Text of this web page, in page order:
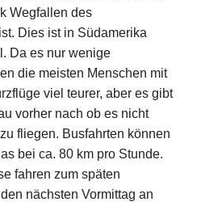
Wegfallen des
Dies ist in Südamerika
Da es nur wenige
die meisten Menschen mit
viel teurer, aber es gibt
vorher nach ob es nicht
fliegen. Busfahrten können
bei ca. 80 km pro Stunde.
fahren zum späten
nächsten Vormittag an